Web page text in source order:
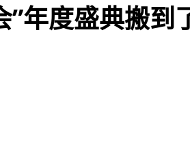
”年度盛典搬到